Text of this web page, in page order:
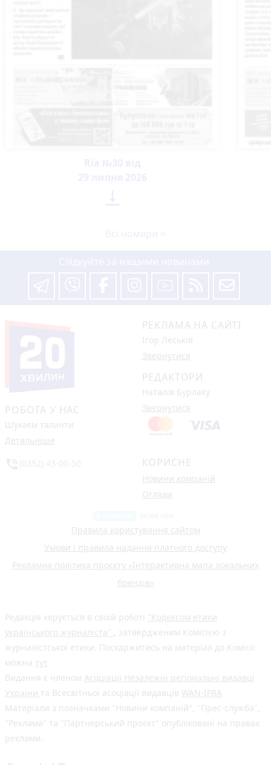
РОБОТА У НАС
Шукаєм таланти
Детальніше
РЕКЛАМА НА САЙТІ
Ігор Леськів
Звернутися
РЕДАКТОРИ
Наталія Бурлаку
Звернутися
КОРИСНЕ
Новини компаній
Огляди
Правила користування сайтом
Умови і правила надання платного доступу
Рекламна політика проєкту «Інтерактивна мапа локальних
брендів»
Редакція керується в своїй роботі "Кодексом етики
українського журналіста" , затвердженим Комісією з
журналістської етики. Поскаржитись на матеріал до Комісії
можна тут
Видання є членом Асоціації Незалежні регіональні видавці
України та Всесвітньої асоціації видавців WAN-IFRA
Матеріали з позначками "Новини компаній", "Прес-служба",
"Реклама" та "Партнерський проєкт" опубліковані на правах
реклами.